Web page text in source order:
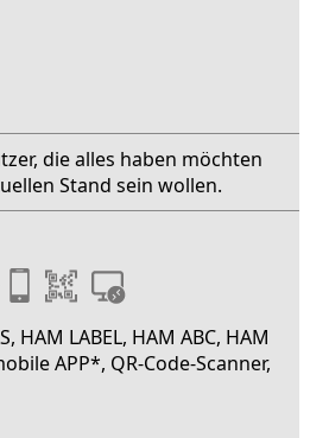
die alles haben möchten
Stand sein wollen.
HAM LABEL, HAM ABC, HAM
APP*, QR-Code-Scanner,